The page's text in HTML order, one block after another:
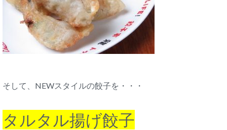
そして、NEWスタイルの餃子を・・・
タルタル揚げ餃子